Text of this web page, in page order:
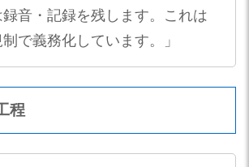
音・記録を残します。これは
で義務化しています。」
程